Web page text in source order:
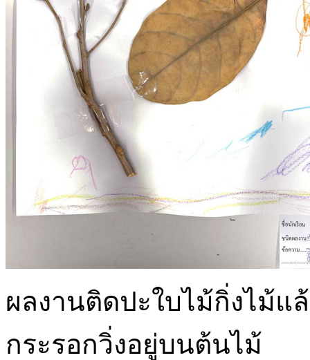
ผลงานติดปะใบไม้กิ่งไม้แ
กระรอกวิ่งอยู่บนต้นไม้